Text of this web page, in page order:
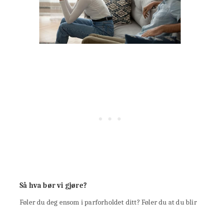
Så hva bør vi gjøre?
Føler du deg ensom i parforholdet ditt? Føler du at du blir